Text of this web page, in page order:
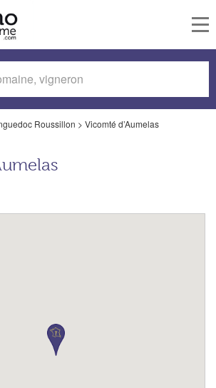
Roussillon > Vicomté d’Aumelas